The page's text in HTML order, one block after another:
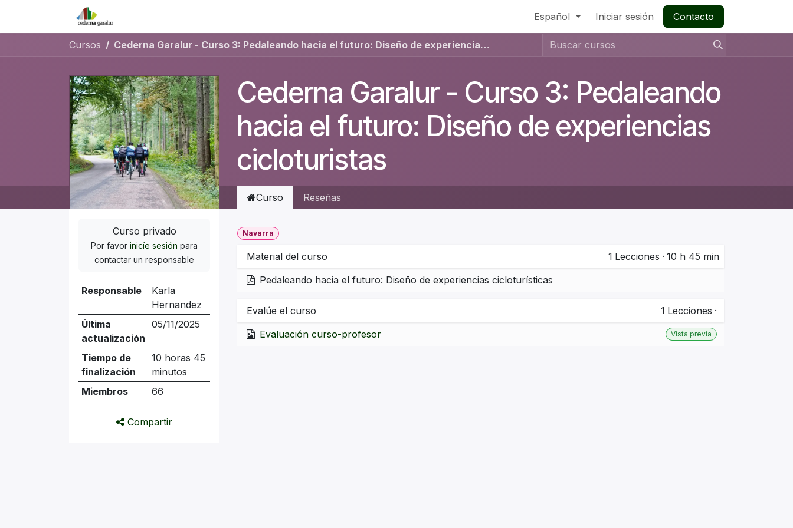
Español Iniciar sesión Contacto
Cursos Cederna Garalur - Curso 3: Pedaleando hacia el futuro: Diseño de experiencias cicloturistas
Cederna Garalur - Curso 3: Pedaleando
hacia el futuro: Diseño de experiencias
cicloturistas
Curso privado
Por favor inicíe sesión para
contactar un responsable
Responsable
Karla
Hernandez
Última
actualización
05/11/2025
Tiempo de
finalización
10 horas 45
minutos
Miembros
66
Compartir
Curso Reseñas
Navarra
Material del curso 1 Lecciones · 10 h 45 min
Pedaleando hacia el futuro: Diseño de experiencias cicloturísticas
Evalúe el curso 1 Lecciones ·
Evaluación curso-profesor
Vista previa